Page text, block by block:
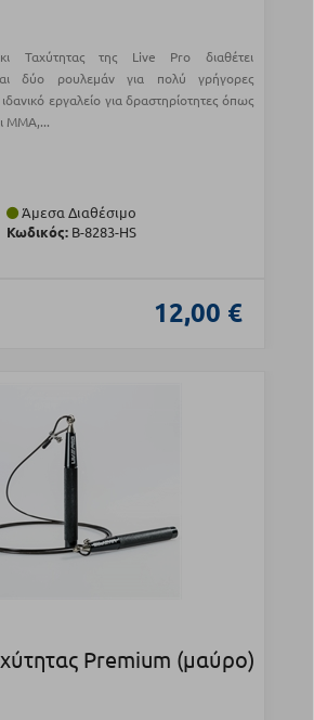
Ταχύτητας της Live Pro διαθέτει
δύο ρουλεμάν για πολύ γρήγορες
εργαλείο για δραστηρίοτητες όπως
MMA,...
Άμεσα Διαθέσιμο
Κωδικός: Β-8283-HS
12,00 €
Premium (μαύρο)